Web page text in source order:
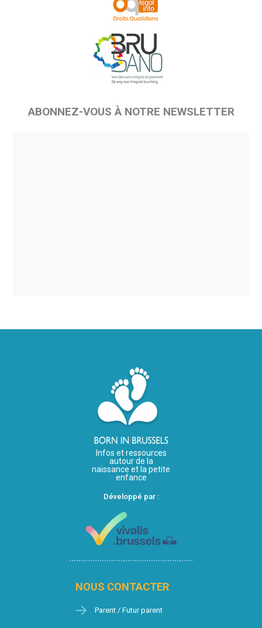
ABONNEZ-VOUS À NOTRE NEWSLETTER
Infos et ressources
autour de la
naissance et la petite
enfance
Développé par :
NOUS CONTACTER
Parent / Futur parent